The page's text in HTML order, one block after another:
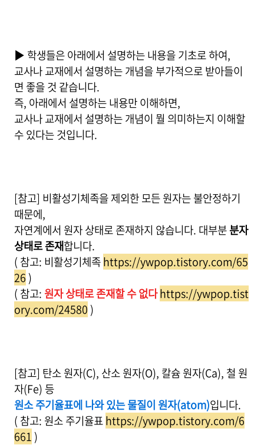
▶ 학생들은 아래에서 설명하는 내용을 기초로 하여,
교사나 교재에서 설명하는 개념을 부가적으로 받아들이
면 좋을 것 같습니다.
즉, 아래에서 설명하는 내용만 이해하면,
교사나 교재에서 설명하는 개념이 뭘 의미하는지 이해할
수 있다는 것입니다.
[참고] 비활성기체족을 제외한 모든 원자는 불안정하기
때문에,
자연계에서 원자 상태로 존재하지 않습니다. 대부분분자
상태로 존재합니다.
( 참고: 비활성기체족https://ywpop.tistory.com/65
26 )
( 참고: 원자 상태로 존재할 수 없다https://ywpop.tist
ory.com/24580 )
[참고] 탄소 원자(C), 산소 원자(O), 칼슘 원자(Ca), 철 원
자(Fe) 등
원소 주기율표에 나와 있는 물질이 원자(atom)입니다.
( 참고: 원소 주기율표https://ywpop.tistory.com/6
661 )